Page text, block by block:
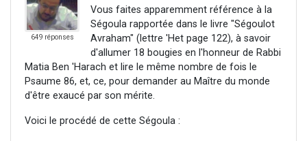
649 réponses
Vous faites apparemment référence à la
Ségoula rapportée dans le livre "Ségoulot
Avraham" (lettre 'Het page 122), à savoir
d'allumer 18 bougies en l'honneur de Rabbi
Matia Ben 'Harach et lire le même nombre de fois le
Psaume 86, et, ce, pour demander au Maître du monde
d'être exaucé par son mérite.
Voici le procédé de cette Ségoula :